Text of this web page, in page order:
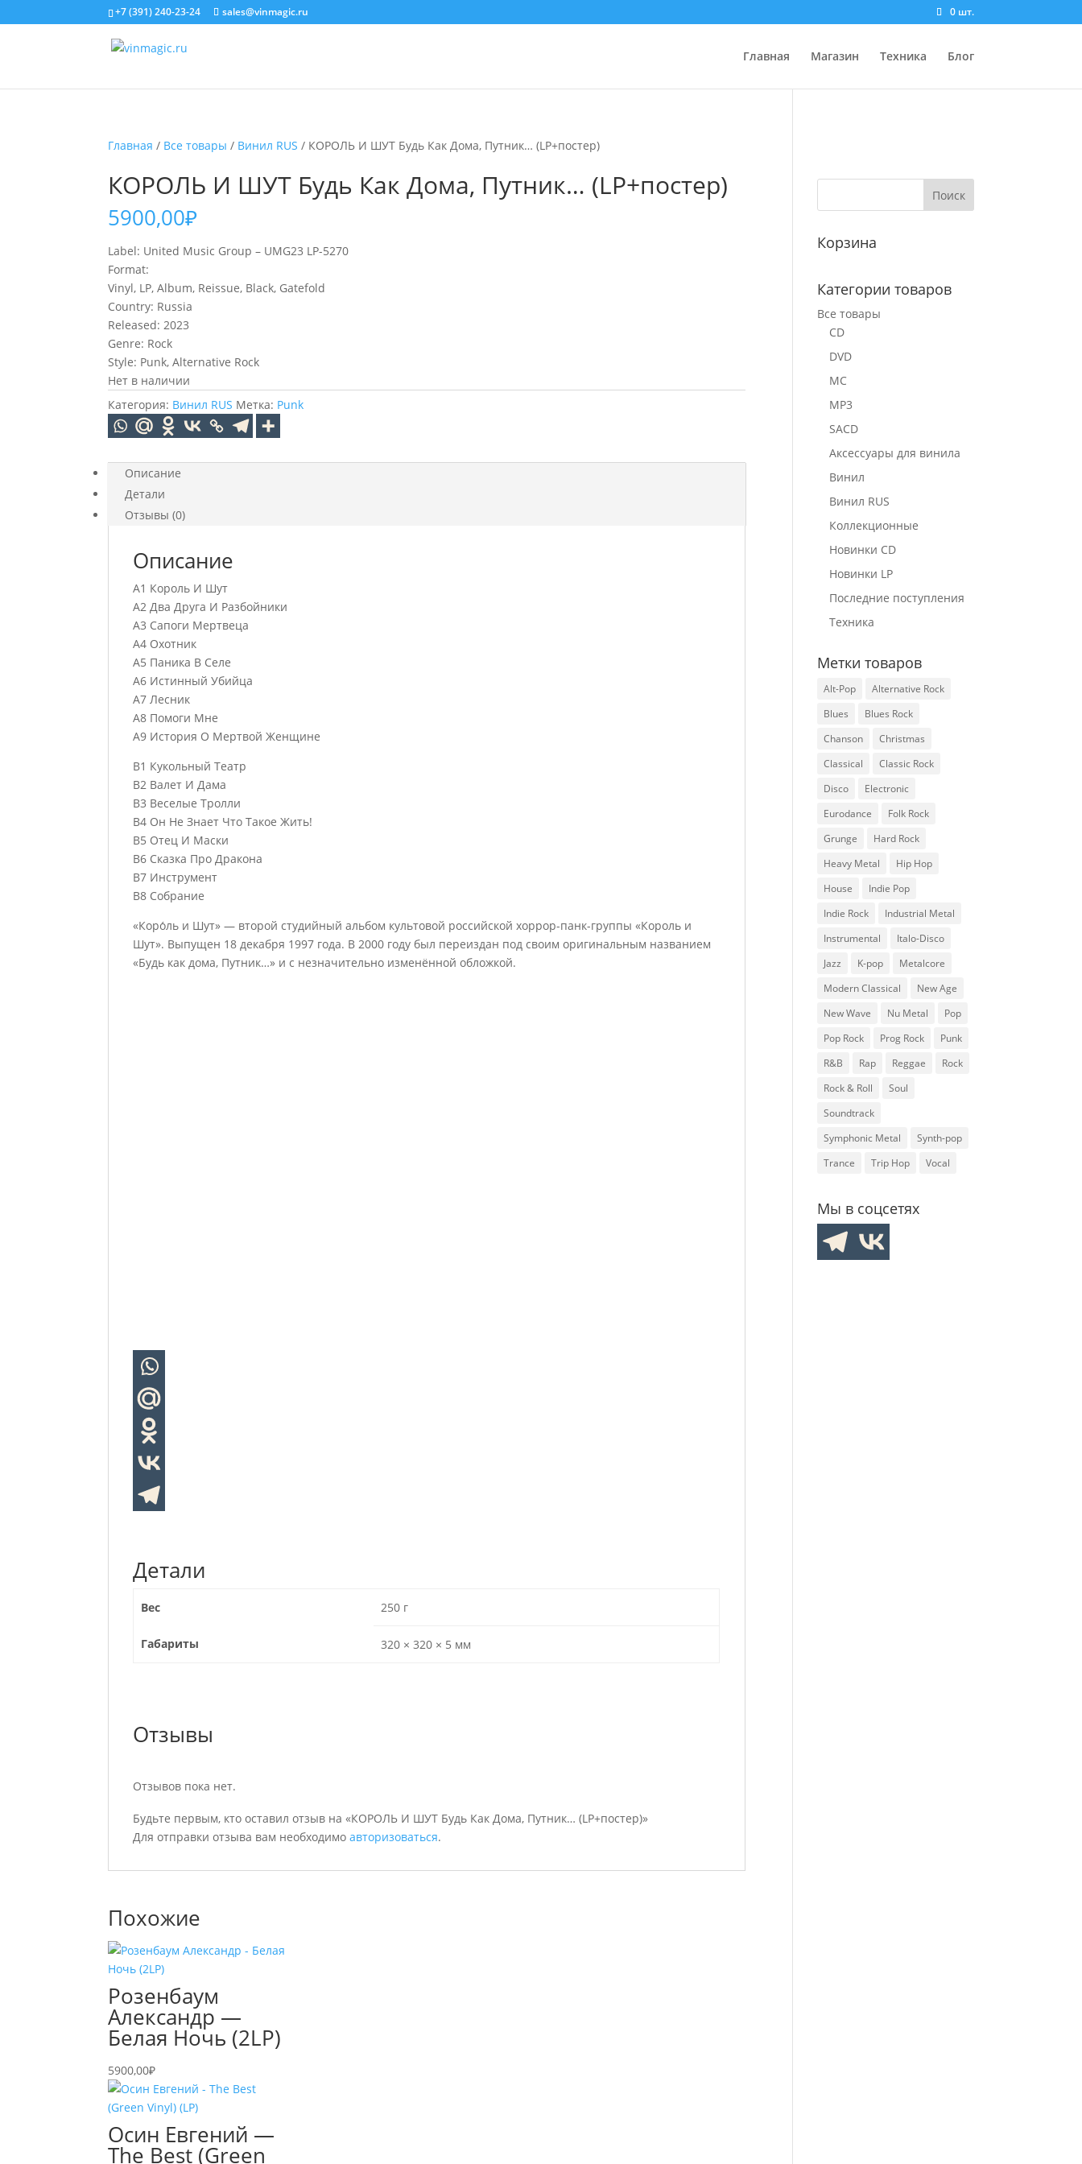
+7 (391) 240-23-24 sales@vinmagic.ru 0 шт.
Главная Магазин Техника Блог
Главная / Все товары / Винил RUS / КОРОЛЬ И ШУТ Будь Как Дома, Путник… (LP+постер)
КОРОЛЬ И ШУТ Будь Как Дома, Путник… (LP+постер)
5900,00₽
Label: United Music Group – UMG23 LP-5270
Format:
Vinyl, LP, Album, Reissue, Black, Gatefold
Country: Russia
Released: 2023
Genre: Rock
Style: Punk, Alternative Rock
Нет в наличии
Категория: Винил RUS Метка: Punk
Описание
Детали
Отзывы (0)
Описание
A1 Король И Шут
A2 Два Друга И Разбойники
A3 Сапоги Мертвеца
A4 Охотник
A5 Паника В Селе
A6 Истинный Убийца
А7 Лесник
А8 Помоги Мне
А9 История О Мертвой Женщине
B1 Кукольный Театр
B2 Валет И Дама
B3 Веселые Тролли
B4 Он Не Знает Что Такое Жить!
B5 Отец И Маски
B6 Сказка Про Дракона
B7 Инструмент
B8 Собрание
«Коро́ль и Шут» — второй студийный альбом культовой российской хоррор-панк-группы «Король и
Шут». Выпущен 18 декабря 1997 года. В 2000 году был переиздан под своим оригинальным названием
«Будь как дома, Путник…» и с незначительно изменённой обложкой.
Детали
Вес 250 г
Габариты 320 × 320 × 5 мм
Отзывы
Отзывов пока нет.
Будьте первым, кто оставил отзыв на «КОРОЛЬ И ШУТ Будь Как Дома, Путник… (LP+постер)»
Для отправки отзыва вам необходимоавторизоваться.
Похожие
Розенбаум
Александр —
Белая Ночь (2LP)
5900,00₽
Осин Евгений —
The Best (Green
Корзина
Категории товаров
Все товары
CD
DVD
MC
MP3
SACD
Аксессуары для винила
Винил
Винил RUS
Коллекционные
Новинки CD
Новинки LP
Последние поступления
Техника
Метки товаров
Alt-Pop
Alternative Rock
Blues
Blues Rock
Chanson
Christmas
Classical
Classic Rock
Disco
Electronic
Eurodance
Folk Rock
Grunge
Hard Rock
Heavy Metal
Hip Hop
House
Indie Pop
Indie Rock
Industrial Metal
Instrumental
Italo-Disco
Jazz
K-pop
Metalcore
Modern Classical
New Age
New Wave
Nu Metal
Pop
Pop Rock
Prog Rock
Punk
R&B
Rap Reggae
Rock
Rock & Roll
Soul
Soundtrack
Symphonic Metal
Synth-pop
Trance
Trip Hop Vocal
Мы в соцсетях